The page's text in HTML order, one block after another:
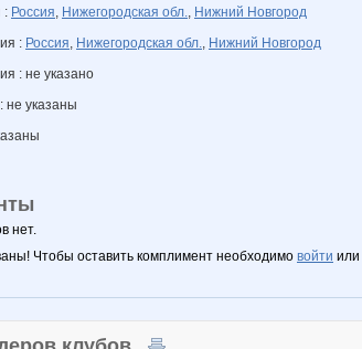
: Россия, Нижегородская обл., Нижний Новгород
: Россия, Нижегородская обл., Нижний Новгород
: не указано
указаны
нет.
Чтобы оставить комплимент необходимо войти или